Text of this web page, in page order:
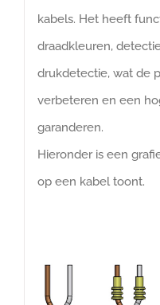
kabels. Het heeft
draadkleuren,
drukdetectie, wat de
verbeteren en een
garanderen.
Hieronder is een
op een kabel toont.